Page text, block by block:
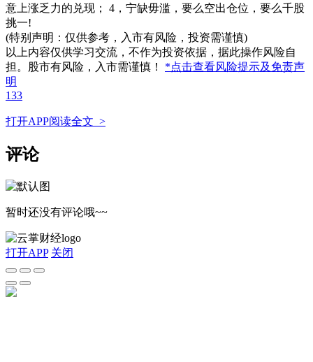
意上涨乏力的兑现； 4，宁缺毋滥，要么空出仓位，要么千股
挑一!
(特别声明：仅供参考，入市有风险，投资需谨慎)
以上内容仅供学习交流，不作为投资依据，据此操作风险自
担。股市有风险，入市需谨慎！ *点击查看风险提示及免责声
明
133
打开APP阅读全文 >
评论
暂时还没有评论哦~~
打开APP 关闭